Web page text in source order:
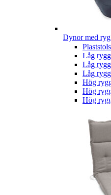
Dynor med
Låg
Låg
Låg
Hög
Hög
Hög